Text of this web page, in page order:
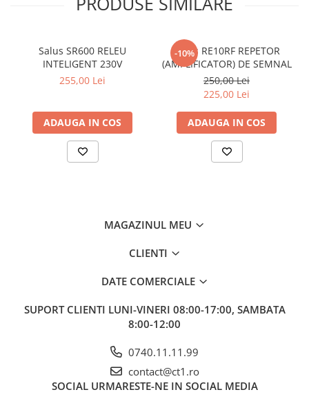
Salus SR600 RELEU
INTELIGENT 230V
255,00 Lei
ADAUGA IN COS
-10%
Salus RE10RF REPETOR
(AMPLIFICATOR) DE SEMNAL
250,00 Lei
225,00 Lei
ADAUGA IN COS
MAGAZINUL MEU
CLIENTI
DATE COMERCIALE
SUPORT CLIENTI LUNI-VINERI 08:00-17:00, SAMBATA
8:00-12:00
0740.11.11.99
contact@ct1.ro
SOCIAL URMARESTE-NE IN SOCIAL MEDIA